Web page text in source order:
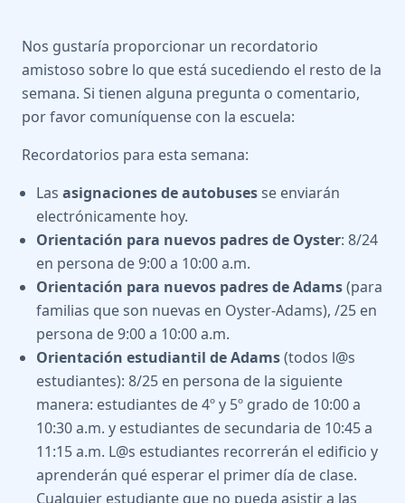
Nos gustaría proporcionar un recordatorio
amistoso sobre lo que está sucediendo el resto de la
semana. Si tienen alguna pregunta o comentario,
por favor comuníquense con la escuela:
Recordatorios para esta semana:
Las asignaciones de autobusesse enviarán
electrónicamente hoy.
Orientación para nuevos padres de Oyster: 8/24
en persona de 9:00 a 10:00 a.m.
Orientación para nuevos padres de Adams(para
familias que son nuevas en Oyster-Adams), /25 en
persona de 9:00 a 10:00 a.m.
Orientación estudiantil de Adams(todos l@s
estudiantes): 8/25 en persona de la siguiente
manera: estudiantes de 4º y 5º grado de 10:00 a
10:30 a.m. y estudiantes de secundaria de 10:45 a
11:15 a.m. L@s estudiantes recorrerán el edificio y
aprenderán qué esperar el primer día de clase.
Cualquier estudiante que no pueda asistir a las